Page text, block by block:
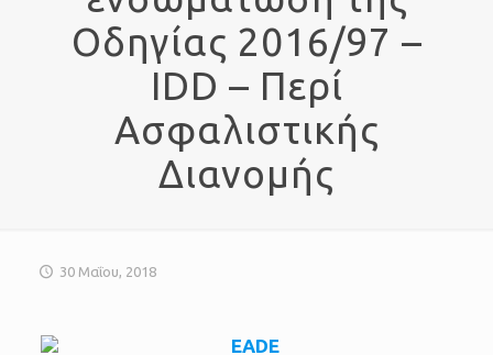
Οδηγίας 2016/97 –
IDD – Περί
Ασφαλιστικής
Διανομής
30 Μαΐου, 2018